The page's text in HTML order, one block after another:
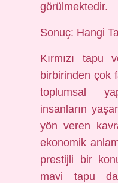
görülmektedir.
Sonuç: Hangi
Kırmızı tapu
birbirinden çok
toplumsal
insanların
yön veren
ekonomik
prestijli bir
mavi tapu